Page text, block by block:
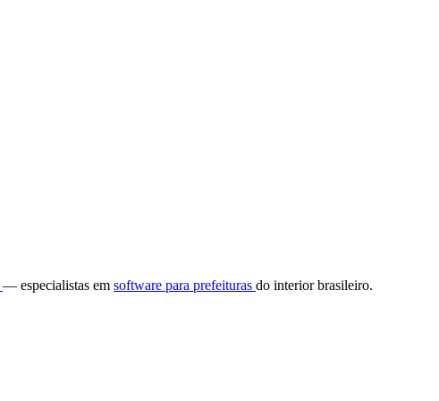
— especialistas em software para prefeituras do interior brasileiro.